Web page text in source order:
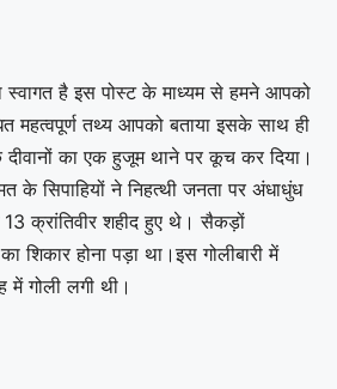
स्वागत है इस पोस्ट के माध्यम से हमने आपको
महत्वपूर्ण तथ्य आपको बताया इसके साथ ही
का एक हुजूम थाने पर कूच कर दिया।
के सिपाहियों ने निहत्थी जनता पर अंधाधुंध
13 क्रांतिवीर शहीद हुए थे। सैकड़ों
शिकार होना पड़ा था।इस गोलीबारी में
में गोली लगी थी।